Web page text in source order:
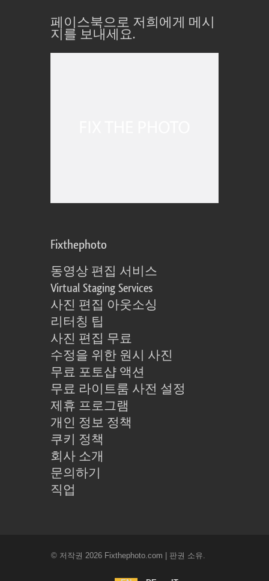
페이스북으로 저희에게 메시
지를 보내세요.
Fixthephoto
동영상 편집 서비스
Virtual Staging Services
사진 편집 아웃소싱
리터칭 팁
사진 편집 무료
수정을 위한 원시 사진
무료 포토샵 액션
무료 라이트룸 사전 설정
제휴 프로그램
개인 정보 정책
쿠키 정책
회사 소개
문의하기
직업
© 저작권 2026 Fixthephoto.com | 판권 소유.